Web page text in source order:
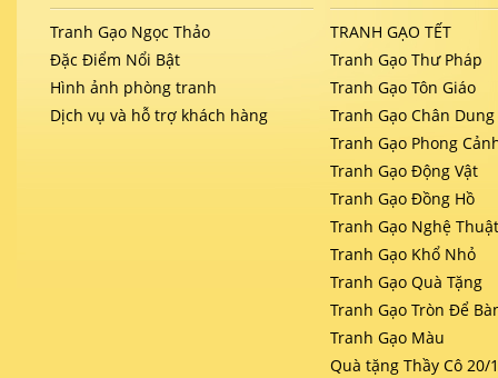
Tranh Gạo Ngọc Thảo
Đặc Điểm Nổi Bật
Hình ảnh phòng tranh
Dịch vụ và hỗ trợ khách hàng
TRANH GẠO TẾT
Tranh Gạo Thư Pháp
Tranh Gạo Tôn Giáo
Tranh Gạo Chân Dung
Tranh Gạo Phong
Tranh Gạo Động Vật
Tranh Gạo Đồng Hồ
Tranh Gạo Nghệ
Tranh Gạo Khổ Nhỏ
Tranh Gạo Quà Tặng
Tranh Gạo Tròn Để
Tranh Gạo Màu
Quà tặng Thầy Cô 20/